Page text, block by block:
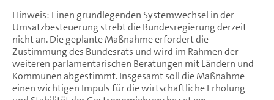
Hinweis: Einen grundlegenden Systemwechsel in der
Umsatzbesteuerung strebt die Bundesregierung derzeit
nicht an. Die geplante Maßnahme erfordert die
Zustimmung des Bundesrats und wird im Rahmen der
weiteren parlamentarischen Beratungen mit Ländern und
Kommunen abgestimmt. Insgesamt soll die Maßnahme
einen wichtigen Impuls für die wirtschaftliche Erholung